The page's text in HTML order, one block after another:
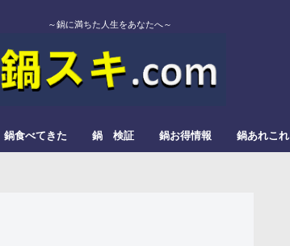
～鍋に満ちた人生をあなたへ～
鍋食べてきた 鍋 検証 鍋お得情報 鍋あれこれ